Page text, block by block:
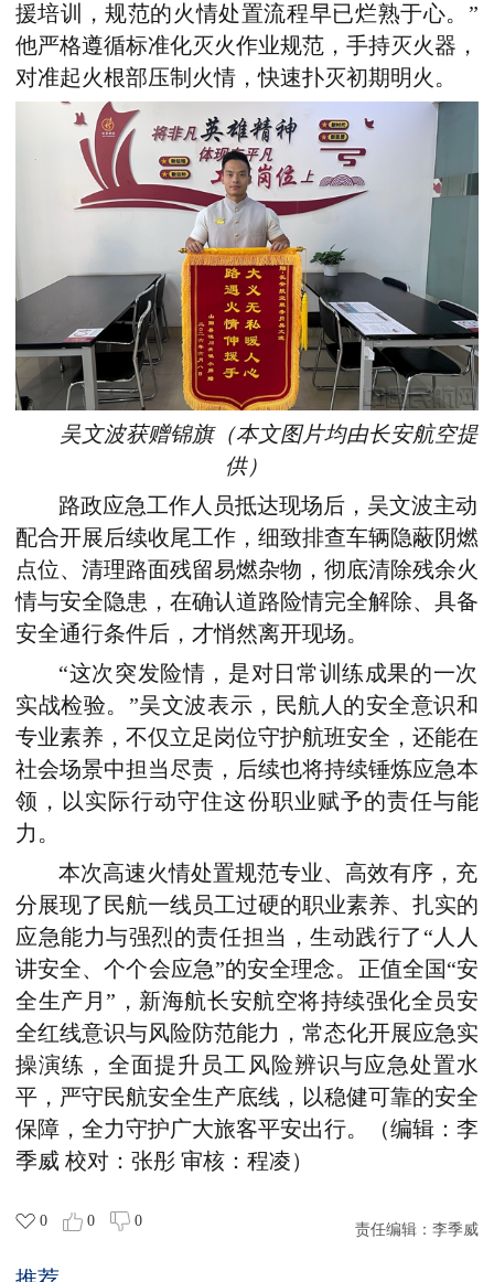
援培训
， 规范的火情处置流程早已烂熟于心。”
他严格遵循标准化灭火作业规范，手持灭火器，
对准起火根部压制火情，快速扑灭初期明火。
吴文波获赠锦旗（本文图片均由长安航空提
供）
路政应急工作人员抵达现场后，吴文波主动
配合开展后续收尾工作，细致排查车辆隐蔽阴燃
点位、清理路面残留易燃杂物，彻底清除残余火
情与安全隐患，在确认道路险情完全解除、具备
安全通行条件后，才悄然离开现场。
“这次突发险情，是对日常训练成果的一次
实战检验。”吴文波表示，民航人的安全意识和
专业素养，不仅立足岗位守护航班安全，还能在
社会场景中担当尽责，后续也将持续锤炼应急本
领，以实际行动守住这份职业赋予的责任与能
力。
本次高速火情处置规范专业、高效有序，充
分展现了民航一线员工过硬的职业素养、扎实的
应急能力与强烈的责任担当，生动践行了“人人
讲安全、个个会应急”的安全理念。正值全国“安
全生产月”，新海航长安航空将持续强化全员安
全红线意识与风险防范能力，常态化开展应急实
操演练，全面提升员工风险辨识与应急处置水
平，严守民航安全生产底线，以稳健可靠的安全
保障，全力守护广大旅客平安出行。（编辑：李
季威 校对：张彤 审核：程凌）
0 0 0
责任编辑： 李季威